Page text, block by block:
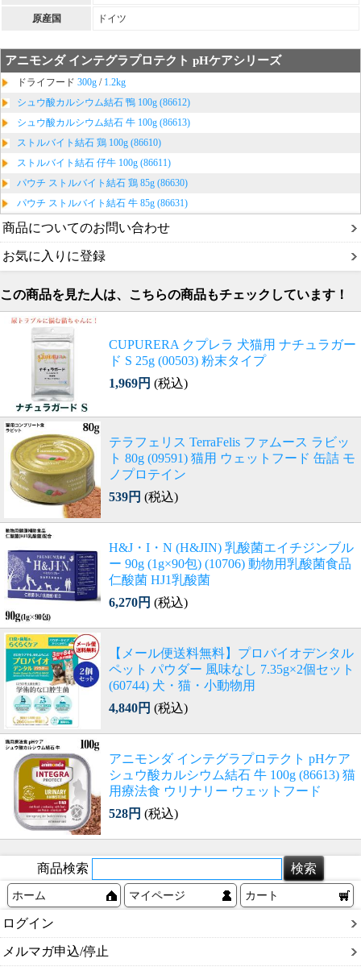
原産国 ドイツ
アニモンダ インテグラプロテクト pHケアシリーズ
ドライフード 300g / 1.2kg
シュウ酸カルシウム結石 鴨 100g (86612)
シュウ酸カルシウム結石 牛 100g (86613)
ストルバイト結石 鶏 100g (86610)
ストルバイト結石 仔牛 100g (86611)
パウチ ストルバイト結石 鶏 85g (86630)
パウチ ストルバイト結石 牛 85g (86631)
商品についてのお問い合わせ
お気に入りに登録
この商品を見た人は、こちらの商品もチェックしています！
CUPURERA クプレラ 犬猫用 ナチュラガー
ド S 25g (00503) 粉末タイプ
1,969円 (税込)
テラフェリス TerraFelis ファムース ラビッ
ト 80g (09591) 猫用 ウェットフード 缶詰 モ
ノプロテイン
539円 (税込)
H&J・I・N (H&JIN) 乳酸菌エイチジンブル
ー 90g (1g×90包) (10706) 動物用乳酸菌食品
仁酸菌 HJ1乳酸菌
6,270円 (税込)
【メール便送料無料】プロバイオデンタル
ペット パウダー 風味なし 7.35g×2個セット
(60744) 犬・猫・小動物用
4,840円 (税込)
アニモンダ インテグラプロテクト pHケア
シュウ酸カルシウム結石 牛 100g (86613) 猫
用療法食 ウリナリー ウェットフード
528円 (税込)
商品検索
ホーム マイページ カート
ログイン
メルマガ申込/停止